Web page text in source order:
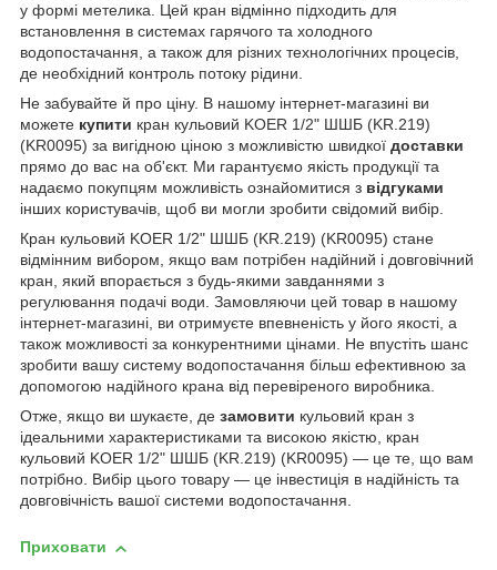
у формі метелика. Цей кран відмінно підходить для
встановлення в системах гарячого та холодного
водопостачання, а також для різних технологічних процесів,
де необхідний контроль потоку рідини.
Не забувайте й про ціну. В нашому інтернет-магазині ви
можете купити кран кульовий KOER 1/2" ШШБ (KR.219)
(KR0095) за вигідною ціною з можливістю швидкої доставки
прямо до вас на об'єкт. Ми гарантуємо якість продукції та
надаємо покупцям можливість ознайомитися з відгуками
інших користувачів, щоб ви могли зробити свідомий вибір.
Кран кульовий KOER 1/2" ШШБ (KR.219) (KR0095) стане
відмінним вибором, якщо вам потрібен надійний і довговічний
кран, який впорається з будь-якими завданнями з
регулювання подачі води. Замовляючи цей товар в нашому
інтернет-магазині, ви отримуєте впевненість у його якості, а
також можливості за конкурентними цінами. Не впустіть шанс
зробити вашу систему водопостачання більш ефективною за
допомогою надійного крана від перевіреного виробника.
Отже, якщо ви шукаєте, де замовити кульовий кран з
ідеальними характеристиками та високою якістю, кран
кульовий KOER 1/2" ШШБ (KR.219) (KR0095) — це те, що вам
потрібно. Вибір цього товару — це інвестиція в надійність та
довговічність вашої системи водопостачання.
Приховати